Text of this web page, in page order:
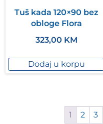
Tuš kada 120×90 bez
obloge Flora
323,00 KM
Dodaj u korpu
1 2 3